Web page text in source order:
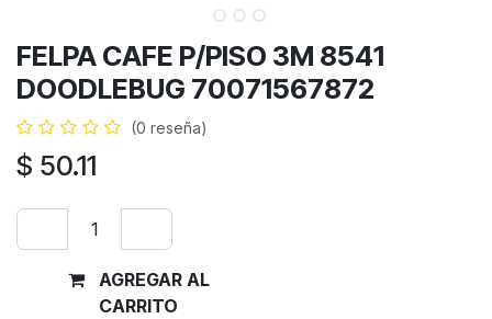
FELPA CAFE P/PISO 3M 8541
DOODLEBUG 70071567872
(0 reseña)
$ 50.11
AGREGAR AL
CARRITO